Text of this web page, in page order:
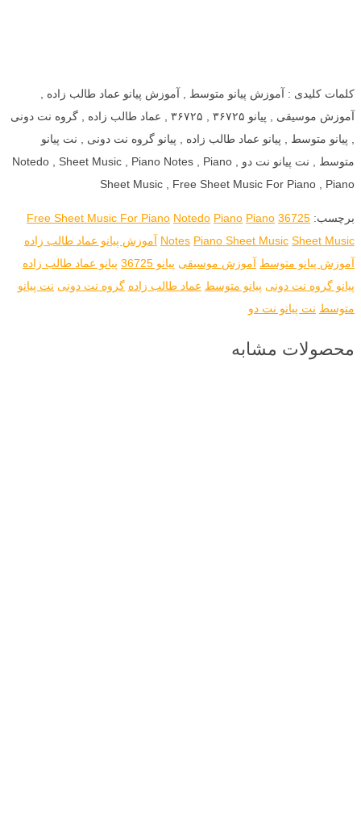
کلمات کلیدی : آموزش پیانو متوسط , آموزش پیانو عماد طالب زاده ,
آموزش موسیقی , پیانو ۳۶۷۲۵ , ۳۶۷۲۵ , عماد طالب زاده , گروه نت دونی
, پیانو متوسط , پیانو عماد طالب زاده , پیانو گروه نت دونی , نت پیانو
متوسط , نت پیانو نت دو , Notedo , Sheet Music , Piano Notes , Piano
Sheet Music , Free Sheet Music For Piano , Piano
برچسب: 36725
Free Sheet Music For Piano Notedo Piano Piano
Notes Piano Sheet Music Sheet Music
آموزش پیانو عماد طالب زاده
آموزش پیانو متوسط آموزش موسیقی پیانو 36725
پیانو عماد طالب زاده
پیانو گروه نت دونی پیانو متوسط عماد طالب زاده گروه نت دونی نت پیانو
متوسط نت پیانو نت دو
محصولات مشابه